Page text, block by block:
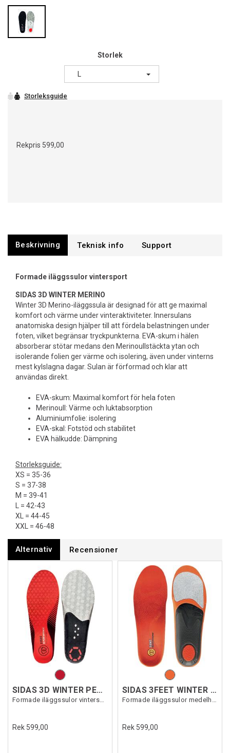
Storlek
Rekpris 599,00
Beskrivning Support
Formade iläggssulor vintersport
SIDAS 3D WINTER MERINO
Winter 3D Merino-iläggssula är designad för att ge maximal
komfort och värme under vinteraktiviteter. Innersulans
anatomiska design hjälper till att fördela belastningen under
foten, vilket begränsar tryckpunkterna. EVA-skum i hälen
absorberar stötar medans den Merinoullstäckta ytan och
isolerande folien ger värme och isolering, även under vinterns
mest kylslagna dagar. Sulan är förformad och klar att
användas direkt.
EVA-skum: Maximal komfort för hela foten
Merinoull: Värme och luktabsorption
Aluminiumfolie: isolering
EVA-skal: Fotstöd och stabilitet
EVA hälkudde: Dämpning
Storleksguide:
XS = 35-36
S = 37-38
M = 39-41
L = 42-43
XL = 44-45
XXL = 46-48
Alternativ Recensioner
SIDAS 3D WINTER PERFORMANCE
Formade iläggssulor vintersport
Rek 599,00
SIDAS 3FEET WINTER MID
Formade iläggssulor medelhögt fotvalv
Rek 599,00